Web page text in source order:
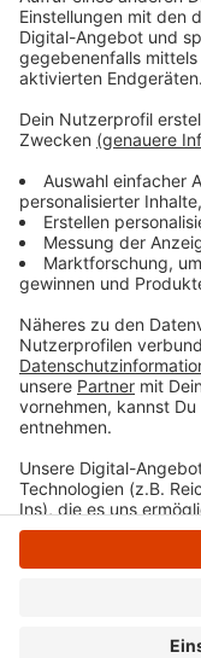
durchgesetzt und
ein. Das Ergebnis
Herdecke gibt es
Iris Stalzer
Fabian Haas
Anzeige
Anzeige
Anzeige